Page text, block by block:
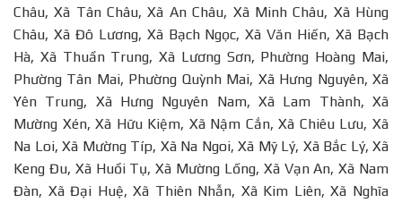
Châu, Xã Tân Châu, Xã An Châu, Xã Minh Châu, Xã Hùng
Châu, Xã Đô Lương, Xã Bạch Ngọc, Xã Văn Hiến, Xã Bạch
Hà, Xã Thuần Trung, Xã Lương Sơn, Phường Hoàng Mai,
Phường Tân Mai, Phường Quỳnh Mai, Xã Hưng Nguyên, Xã
Yên Trung, Xã Hưng Nguyên Nam, Xã Lam Thành, Xã
Mường Xén, Xã Hữu Kiệm, Xã Nậm Cắn, Xã Chiêu Lưu, Xã
Na Loi, Xã Mường Típ, Xã Na Ngoi, Xã Mỹ Lý, Xã Bắc Lý, Xã
Keng Đu, Xã Huồi Tụ, Xã Mường Lống, Xã Vạn An, Xã Nam
Đàn, Xã Đại Huệ, Xã Thiên Nhẫn, Xã Kim Liên, Xã Nghĩa